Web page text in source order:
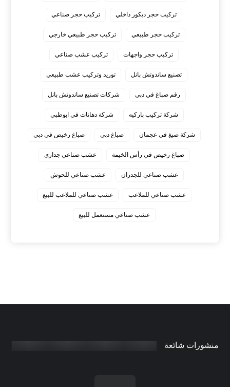
تركيب حجر ديكور داخلي تركيب حجر صناعي
تركيب حجر طبيعي تركيب حجر طبيعي خارجي
تركيب حجر واجهات تركيب عشب صناعي
تصنيع ساندوتش بانل توريد وتركيب عشب طبيعي
رقم صباغ في دبي شركات تصنيع ساندوتش بانل
شركة تركيب باركيه شركة دهانات في ابوظبي
شركة صبغ في عجمان صباغ دبي صباغ رخيص في دبي
صباغ رخيص في رأس الخيمة عشب صناعي جداري
عشب صناعي للجدران عشب صناعي للحوش
عشب صناعي للملاعب عشب صناعي للملاعب للبيع
عشب صناعي مستعمل للبيع
منشورات شائعة